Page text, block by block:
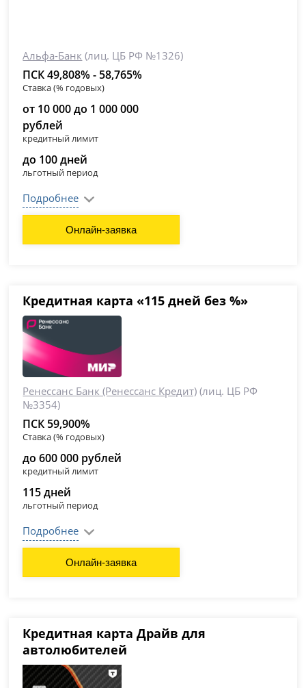
Альфа-Банк (лиц. ЦБ РФ №1326)
ПСК 49,808% - 58,765%
Ставка (% годовых)
от 10 000 до 1 000 000
рублей
кредитный лимит
до 100 дней
льготный период
Подробнее
Онлайн-заявка
Кредитная карта «115 дней без %»
Ренессанс Банк (Ренессанс Кредит) (лиц. ЦБ РФ
№3354)
ПСК 59,900%
Ставка (% годовых)
до 600 000 рублей
кредитный лимит
115 дней
льготный период
Подробнее
Онлайн-заявка
Кредитная карта Драйв для
автолюбителей